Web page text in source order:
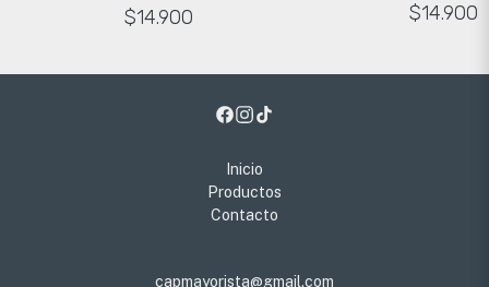
$14.900 $14.900
Inicio
Productos
Contacto
capmayorista@gmail.com